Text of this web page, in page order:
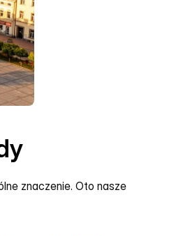
znaczenie. Oto nasze